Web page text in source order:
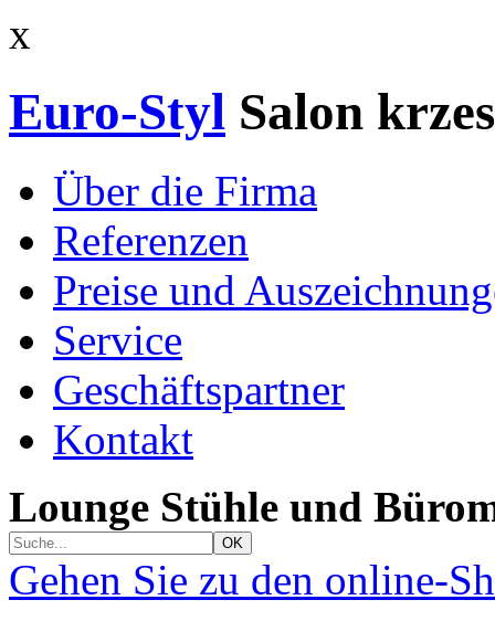
x
Euro-Styl Salon
Über die Firma
Referenzen
Preise und
Service
Geschäftspartner
Kontakt
Lounge Stühle und
Gehen Sie zu den online-